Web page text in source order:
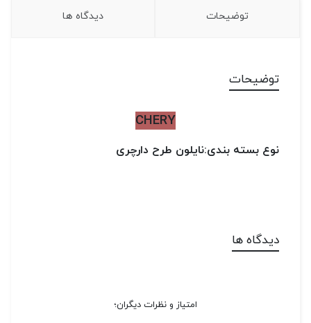
توضیحات دیدگاه ها
توضیحات
CHERY
نوع بسته بندی:نایلون طرح دارچری
دیدگاه ها
امتیاز و نظرات دیگران؛